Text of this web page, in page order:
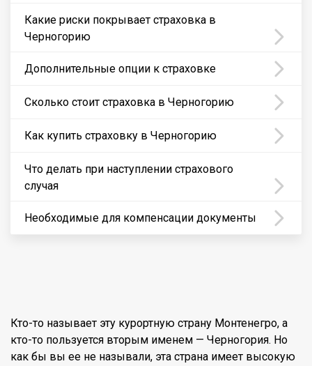
Какие риски покрывает страховка в
Черногорию
Дополнительные опции к страховке
Сколько стоит страховка в Черногорию
Как купить страховку в Черногорию
Что делать при наступлении страхового
случая
Необходимые для компенсации документы
Кто-то называет эту курортную страну Монтенегро, а
кто-то пользуется вторым именем — Черногория. Но
как бы вы ее не называли, эта страна имеет высокую